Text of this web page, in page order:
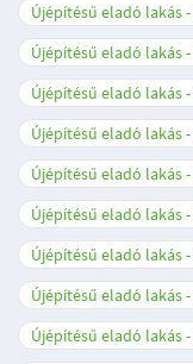
Újépítésű eladó lakás
Újépítésű eladó lakás
Újépítésű eladó lakás
Újépítésű eladó lakás
Újépítésű eladó lakás
Újépítésű eladó lakás
Újépítésű eladó lakás
Újépítésű eladó lakás
Újépítésű eladó lakás